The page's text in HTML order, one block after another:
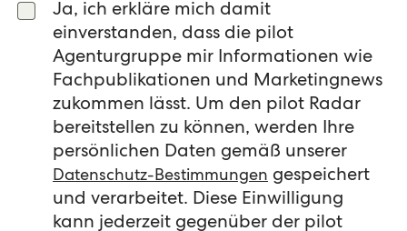
Ja, ich erkläre mich damit
einverstanden, dass die pilot
Agenturgruppe mir Informationen wie
Fachpublikationen und Marketingnews
zukommen lässt. Um den pilot Radar
bereitstellen zu können, werden Ihre
persönlichen Daten gemäß unserer
Datenschutz-Bestimmungen gespeichert
und verarbeitet. Diese Einwilligung
kann jederzeit gegenüber der pilot